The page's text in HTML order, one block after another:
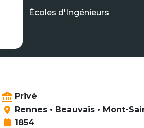
Écoles d'Ingénieurs
Privé
Rennes • Beauvais • Mont-
1854